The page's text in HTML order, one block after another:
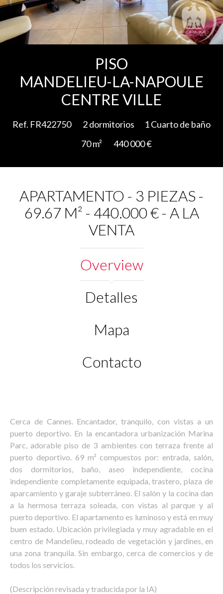
PISO
MANDELIEU-LA-NAPOULE
CENTRE VILLE
Ref. FR422750 2 dormitorios
1 Cuarto de baño
70 m²
440 000 €
APARTAMENTO - 3 PIEZAS -
69.67 M² - 440.000 € - A LA
VENTA
Overview
Detalles
Mapa
Contacto
Cerca de Cannes. Encantador, tranquilo, con vistas a un
puerto deportivo. En la encantadora urbanización Marina
Parc, adorable piso de 3 ambientes con terraza frente al
puerto deportivo. 69 m² compuestos por: entrada, salón,
dos dormitorios, baño, aseo independiente, cocina
independiente completamente equipada, trastero, plaza de
aparcamiento y garaje subterráneo. El salón y la cocina dan
a la hermosa terraza soleada, con vistas al parque y al
puerto deportivo. El apartamento es luminoso y está en muy
buen estado. Ubicación privilegiada y muy agradable en el
centro de Mandelieu, rodeado de vegetación y jardines, en
una zona tranquila. Sin embargo, cerca de comercios y de
todos los servicios.
(Descripción revisada y traducida por la IA)